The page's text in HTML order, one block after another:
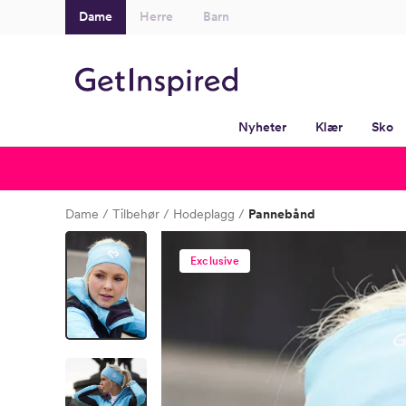
Dame Herre Barn
Nyheter Klær Sko
Dame Tilbehør Hodeplagg Pannebånd
Exclusive